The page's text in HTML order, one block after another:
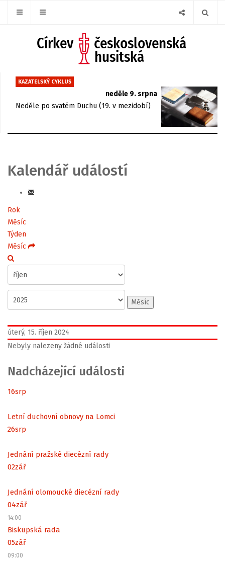
KAZATELSKÝ CYKLUS
neděle 9. srpna
Neděle po svatém Duchu (19. v mezidobí)
Kalendář událostí
Rok
Měsíc
Týden
Měsíc
Měsíc
úterý, 15. říjen 2024
Nebyly nalezeny žádné události
Nadcházející události
16srp
Letní duchovní obnovy na Lomci
26srp
Jednání pražské diecézní rady
02zář
Jednání olomoucké diecézní rady
04zář
14:00
Biskupská rada
05zář
09:00